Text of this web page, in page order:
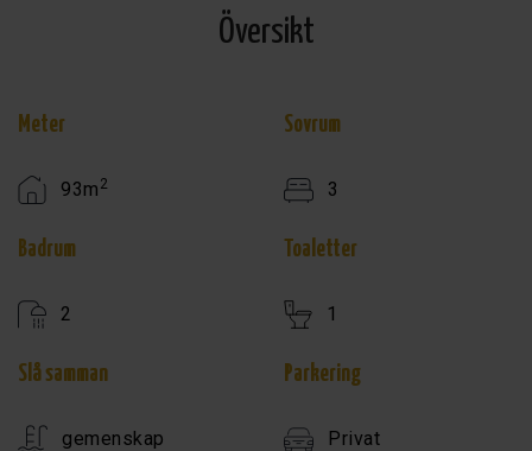
Översikt
Meter
93m 2
Sovrum
3
Badrum
2
Toaletter
1
Slå samman
gemenskap
Parkering
Privat